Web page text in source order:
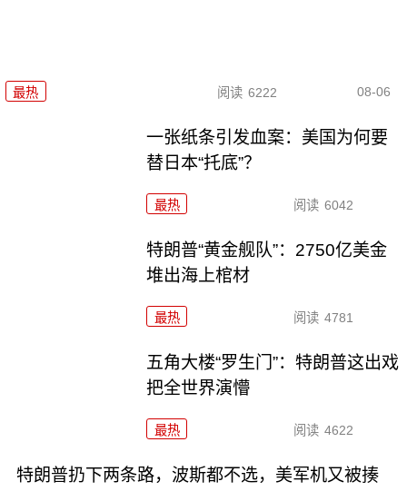
最热 阅读 6222 08-06
一张纸条引发血案：美国为何要
替日本“托底”？
最热 阅读 6042
特朗普“黄金舰队”：2750亿美金
堆出海上棺材
最热 阅读 4781
五角大楼“罗生门”：特朗普这出戏
把全世界演懵
最热 阅读 4622
特朗普扔下两条路，波斯都不选，美军机又被揍